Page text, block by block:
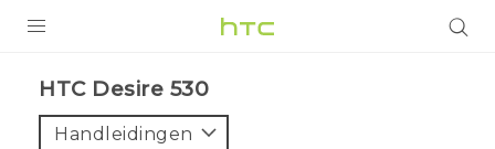
VIVE
HTC Desire 530‎
Handleidingen